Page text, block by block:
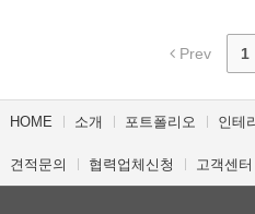
Prev 1
HOME 소개 포트폴리오 인테
견적문의 협력업체신청 고객센터